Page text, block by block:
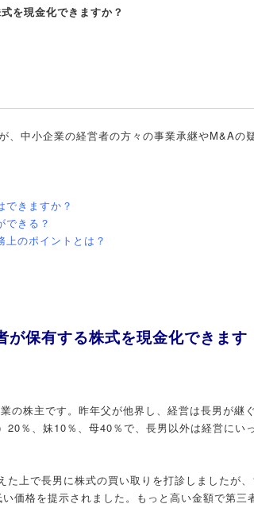
を現金化できますか？
、中小企業の経営者の方々の事業承継やM&Aの
きますか？
きる？
のポイントとは？
保有する株式を現金化できます
の株主です。昨年父が他界し、経営は長男が継
20％、妹10％、母40％で、長男以外は経営にい
上で長男に株式の買い取りを打診しましたが
価格を提示されました。もっと高い金額で第三